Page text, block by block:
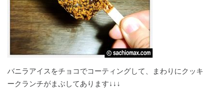
バニラアイスをチョコでコーティングして、まわりにクッキ
ークランチがまぶしてあります↓↓↓